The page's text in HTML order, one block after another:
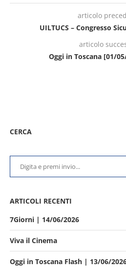
articolo
UILTUCS – Congresso
articolo
Oggi in Toscana [01/
CERCA
ARTICOLI RECENTI
7Giorni | 14/06/2026
Viva il Cinema
Oggi in Toscana Flash | 13/06/